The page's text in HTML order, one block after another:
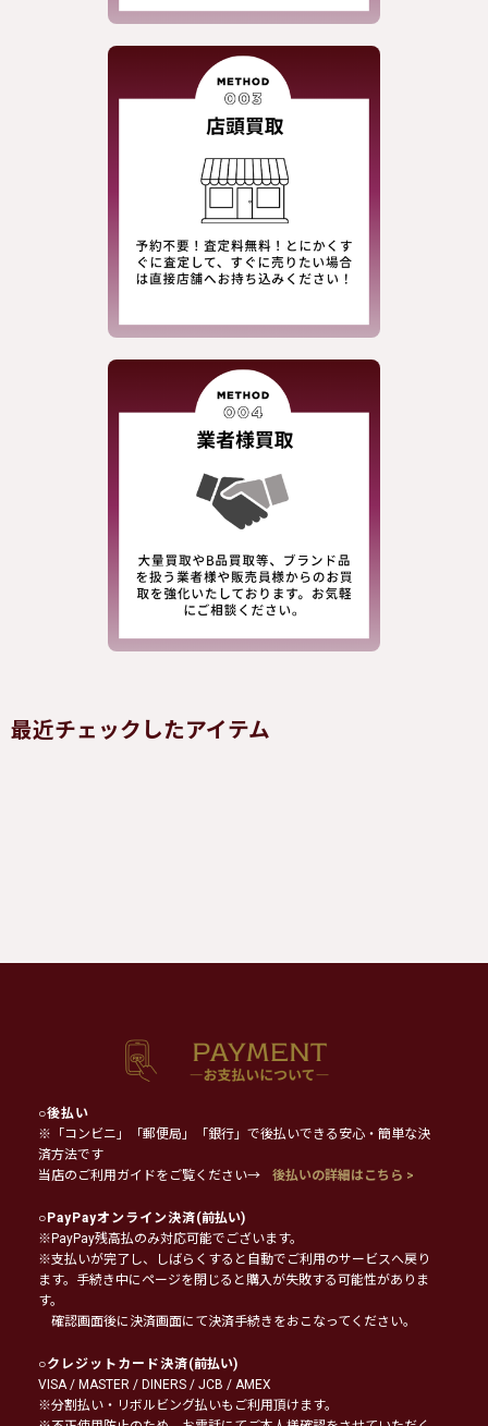
最近チェックしたアイテム
○後払い
※「コンビニ」「郵便局」「銀行」で後払いできる安心・簡単な決
済方法です
当店のご利用ガイドをご覧ください→
後払いの詳細はこちら >
○PayPayオンライン決済(前払い)
※PayPay残高払のみ対応可能でございます。
※支払いが完了し、しばらくすると自動でご利用のサービスへ戻り
ます。手続き中にページを閉じると購入が失敗する可能性がありま
す。
確認画面後に決済画面にて決済手続きをおこなってください。
○クレジットカード決済(前払い)
VISA / MASTER / DINERS / JCB / AMEX
※分割払い・リボルビング払いもご利用頂けます。